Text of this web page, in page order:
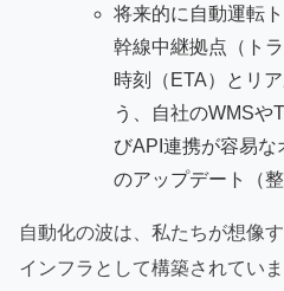
将来的に自動運転
幹線中継拠点（ト
時刻（ETA）とリ
う、自社のWMSや
びAPI連携が容易
のアップデート（
自動化の波は、私たちが想像
インフラとして構築されてい